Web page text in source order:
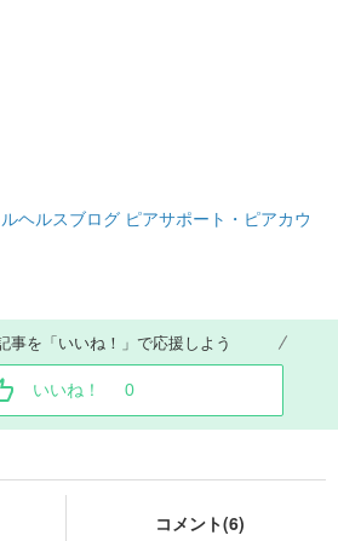
事を「いいね！」で応援しよう
いいね！ 0
コメント(6)